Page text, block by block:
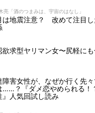
亮「酒のつまみは、宇宙のはなし」
は地震注意？ 改めて注目し
欲求型ヤリマン女〜尻軽に
障害女性が、なぜか行く先
……？『ダメ恋やめられる
』人気回試し読み